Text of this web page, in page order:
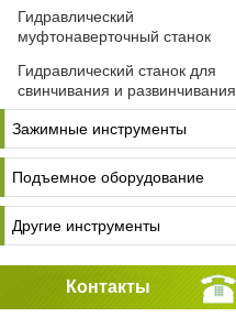
Гидравлический
муфтонаверточный станок
Гидравлический станок для
свинчивания и развинчивания
Зажимные инструменты
Подъемное оборудование
Другие инструменты
Контакты